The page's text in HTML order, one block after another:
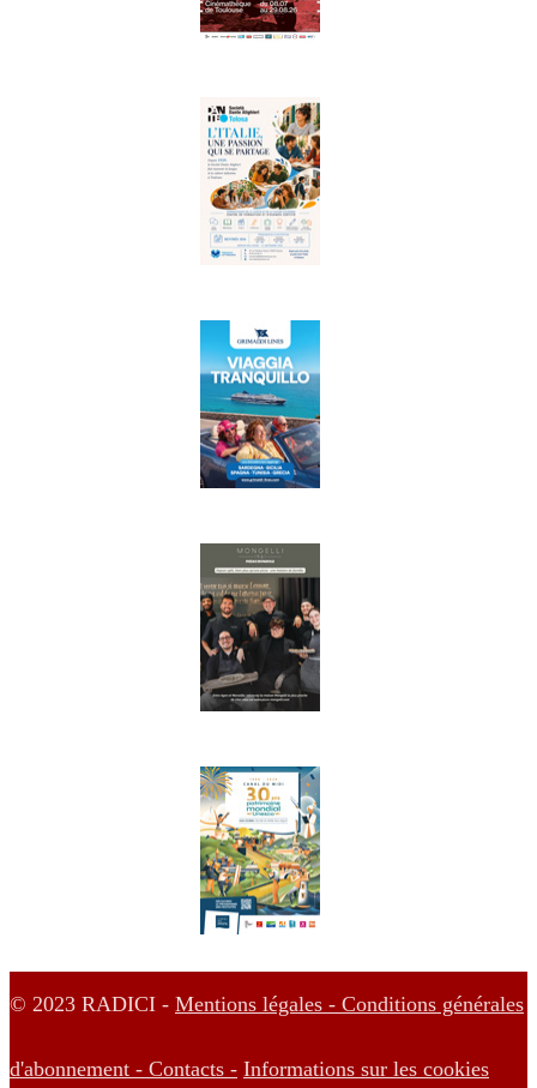
© 2023 RADICI - Mentions légales - Conditions générales
d'abonnement - Contacts - Informations sur les cookies